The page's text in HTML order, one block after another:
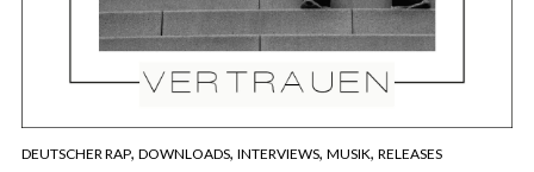
DEUTSCHER RAP, DOWNLOADS, INTERVIEWS, MUSIK, RELEASES